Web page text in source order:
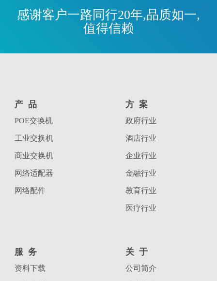
感谢客户一路同行20年,品质如一,
值得信赖
产品
POE交换机
工业交换机
商业交换机
网络适配器
网络配件
方案
政府行业
酒店行业
企业行业
金融行业
教育行业
医疗行业
服务
资料下载
关于
公司简介